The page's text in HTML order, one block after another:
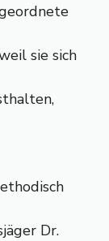
sie sich
Dr.